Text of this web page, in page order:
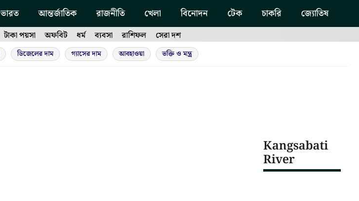
ভারত আন্তর্জাতিক রাজনীতি খেলা বিনোদন টেক চাকরি জ্যোতিষ
টাকা পয়সা অফবিট ধর্ম ব্যবসা রাশিফল সেরা দশ
ডিজেলের দাম গ্যাসের দাম আবহাওয়া ভক্তি ও মন্ত্র
Kangsabati
River